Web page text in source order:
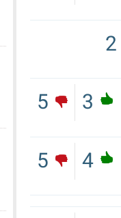
2
3
5
4
5